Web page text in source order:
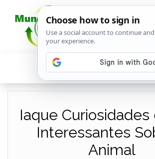
Iaque Curiosidades
Interessantes
Animal